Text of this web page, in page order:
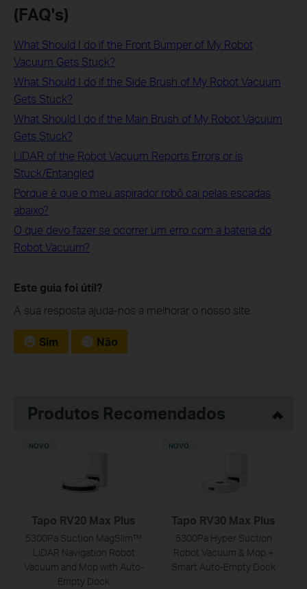
(FAQ's)
What Should I do if the Front Bumper of My Robot
Vacuum Gets Stuck?
What Should I do if the Side Brush of My Robot Vacuum
Gets Stuck?
What Should I do if the Main Brush of My Robot Vacuum
Gets Stuck?
LiDAR of the Robot Vacuum Reports Errors or is
Stuck/Entangled
Porque é que o meu aspirador robô cai pelas escadas
abaixo?
O que devo fazer se ocorrer um erro com a bateria do
Robot Vacuum?
Este guia foi útil?
A sua resposta ajuda-nos a melhorar o nosso site.
Sim Não
Produtos Recomendados
Tapo RV20 Max Plus
5300Pa Suction MagSlim™
LiDAR Navigation Robot
Vacuum and Mop with Auto-
Empty Dock
NOVO
Tapo RV30 Max Plus
5300Pa Hyper Suction
Robot Vacuum & Mop +
Smart Auto-Empty Dock
NOVO